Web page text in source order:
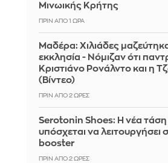
Μινωικής Κρήτης
ΠΡΙΝ ΑΠΌ 1 ΏΡΑ
Μαδέρα: Χιλιάδες
εκκλησία - Νόμιζαν ότι
Κριστιάνο Ρονάλντο και η
(Βίντεο)
ΠΡΙΝ ΑΠΌ 2 ΏΡΕΣ
Serotonin Shoes: Η νέα
υπόσχεται να λειτουργήσει
booster
ΠΡΙΝ ΑΠΌ 2 ΏΡΕΣ